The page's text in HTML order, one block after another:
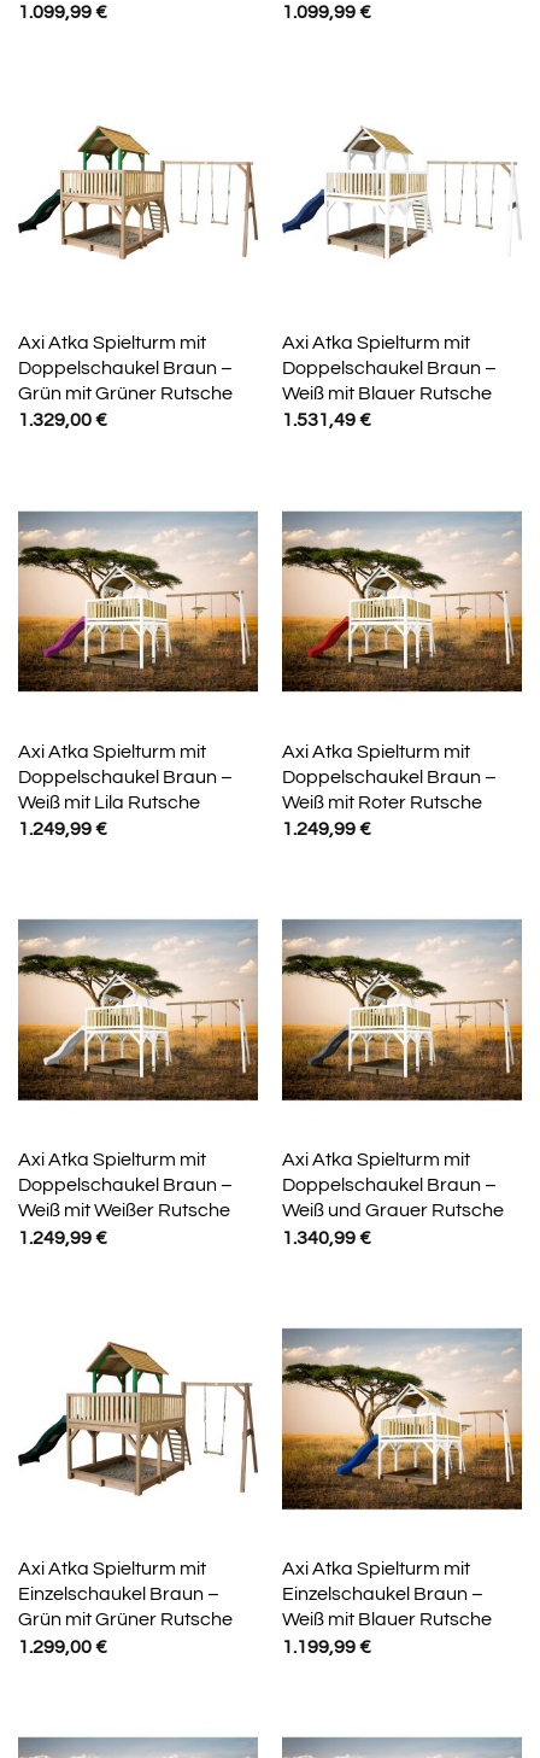
1.099,99€
1.099,99€
Axi Atka Spielturm mit
Doppelschaukel Braun –
Grün mit Grüner Rutsche
1.329,00€
Axi Atka Spielturm mit
Doppelschaukel Braun –
Weiß mit Blauer Rutsche
1.531,49€
Axi Atka Spielturm mit
Doppelschaukel Braun –
Weiß mit Lila Rutsche
1.249,99€
Axi Atka Spielturm mit
Doppelschaukel Braun –
Weiß mit Roter Rutsche
1.249,99€
Axi Atka Spielturm mit
Doppelschaukel Braun –
Weiß mit Weißer Rutsche
1.249,99€
Axi Atka Spielturm mit
Doppelschaukel Braun –
Weiß und Grauer Rutsche
1.340,99€
Axi Atka Spielturm mit
Einzelschaukel Braun –
Grün mit Grüner Rutsche
1.299,00€
Axi Atka Spielturm mit
Einzelschaukel Braun –
Weiß mit Blauer Rutsche
1.199,99€